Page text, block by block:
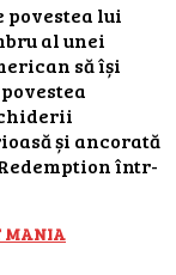
povestea lui
al unei
să își
și ancorată
într-
MANIA